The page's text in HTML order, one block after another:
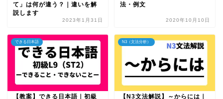
て」は何が違う？｜違いを解
説します
2023年1月31日
法・例文
2020年10月10日
できる日本語
【教案】できる日本語｜初級
N3（文法分析）
【N3文法解説】～からには｜